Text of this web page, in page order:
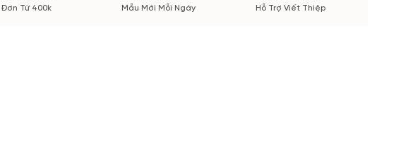
Đơn Từ 400k
Mẫu Mới Mỗi Ngày
Hỗ Trợ Viết Thiệp